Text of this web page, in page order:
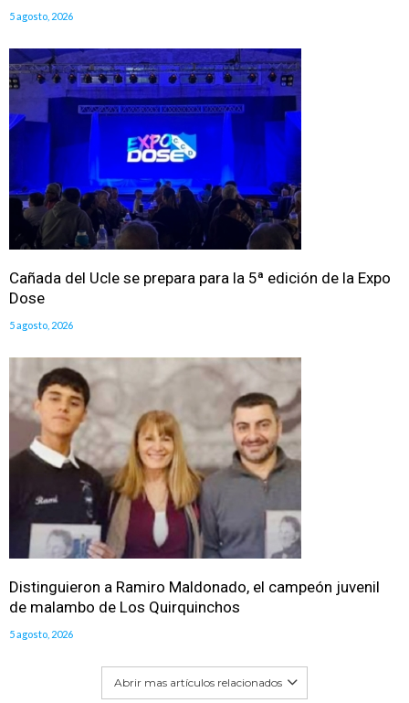
5 agosto, 2026
Cañada del Ucle se prepara para la 5ª edición de la Expo
Dose
5 agosto, 2026
Distinguieron a Ramiro Maldonado, el campeón juvenil
de malambo de Los Quirquinchos
5 agosto, 2026
Abrir mas artículos relacionados